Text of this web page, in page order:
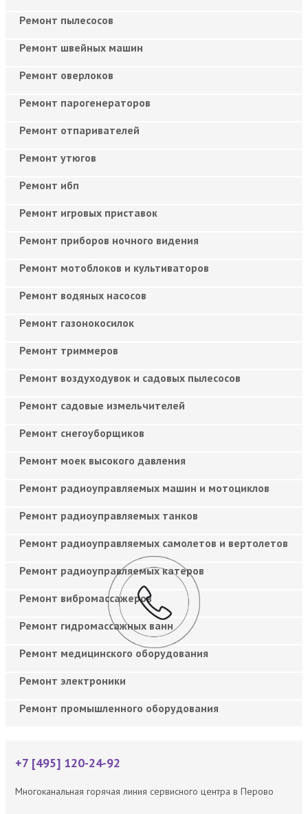
Ремонт пылесосов
Ремонт швейных машин
Ремонт оверлоков
Ремонт парогенераторов
Ремонт отпаривателей
Ремонт утюгов
Ремонт ибп
Ремонт игровых приставок
Ремонт приборов ночного видения
Ремонт мотоблоков и культиваторов
Ремонт водяных насосов
Ремонт газонокосилок
Ремонт триммеров
Ремонт воздуходувок и садовых пылесосов
Ремонт садовые измельчителей
Ремонт снегоуборщиков
Ремонт моек высокого давления
Ремонт радиоуправляемых машин и мотоциклов
Ремонт радиоуправляемых танков
Ремонт радиоуправляемых самолетов и вертолетов
Ремонт радиоуправляемых катеров
Ремонт вибромассажеров
Ремонт гидромассажных ванн
Ремонт медицинского оборудования
Ремонт электроники
Ремонт промышленного оборудования
+7 [495] 120-24-92
Многоканальная горячая линия сервисного центра в Перово